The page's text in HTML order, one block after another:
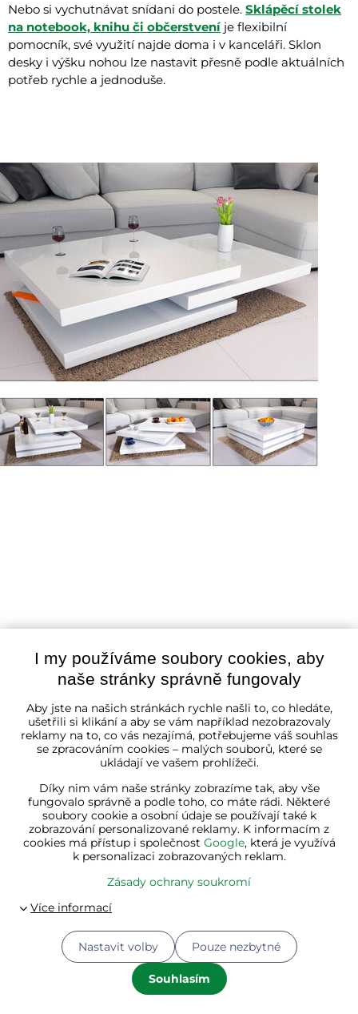
Nebo si vychutnávat snídani do postele. Sklápěcí stolek
na notebook, knihu či občerstvení je flexibilní
pomocník, své využití najde doma i v kanceláři. Sklon
desky i výšku nohou lze nastavit přesně podle aktuálních
potřeb rychle a jednoduše.
Slyšeli jste už o stolku, jehož tvar si můžete libovolně
Otočný konferenční stolek dokáže díky
pohyblivým vrchním dvěma patrům rázem změnit svůj
charakter a dodat obývací místnosti nový vzhled. V naší
nabídce takév dalších barvách a rozměrech. »
vychytávkou
bude ve
I my používáme soubory cookies, aby
naše stránky správně fungovaly
Aby jste na našich stránkách rychle našli to, co hledáte,
ušetřili si klikání a aby se vám například nezobrazovaly
reklamy na to, co vás nezajímá, potřebujeme váš souhlas
se zpracováním cookies – malých souborů, které se
ukládají ve vašem prohlížeči.
Díky nim vám naše stránky zobrazíme tak, aby vše
fungovalo správně a podle toho, co máte rádi. Některé
soubory cookie a osobní údaje se používají také k
zobrazování personalizované reklamy. K informacím z
cookies má přístup i společnost Google, která je využívá
k personalizaci zobrazovaných reklam.
Zásady ochrany soukromí
Nastavit volby
Souhlasím
Pouze nezbytné